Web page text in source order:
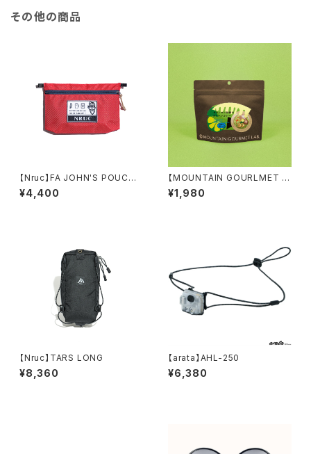
その他の商品
【Nruc】FA JOHN'S POUCH
＜M＞
¥4,400
【MOUNTAIN GOURLMET L
AB.】タケノコと柑橘のグリーン
カレー （28年7月）
¥1,980
【Nruc】TARS LONG
¥8,360
【arata】AHL-250
¥6,380